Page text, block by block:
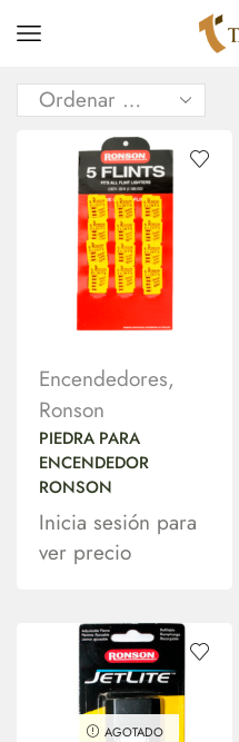
Encendedores,
Ronson
PIEDRA PARA
ENCENDEDOR
RONSON
Inicia sesión para
ver precio
AGOTADO